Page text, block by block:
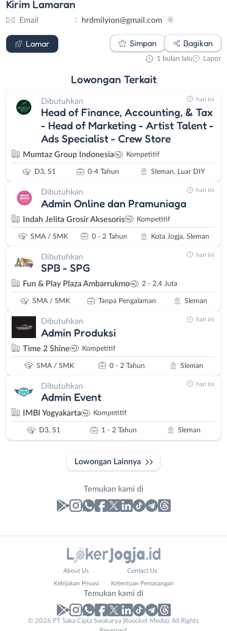
Kirim Lamaran
Email : hrdmilyion@gmail.com
Lamar
Email
Simpan Bagikan
1 bulan lalu Lapor
Lowongan Terkait
Dibutuhkan
Head of Finance, Accounting, & Tax
- Head of Marketing - Artist Talent -
Ads Specialist - Crew Store
Mumtaz Group Indonesia Kompetitif
D3, S1 0-4 Tahun Sleman, Luar DIY
hari ini
Dibutuhkan
Admin Online dan Pramuniaga
Indah Jelita Grosir Aksesoris Kompetitif
SMA / SMK 0 - 2 Tahun Kota Jogja, Sleman
hari ini
Dibutuhkan
SPB - SPG
Fun & Play Plaza Ambarrukmo 2 - 2,4 Juta
SMA / SMK Tanpa Pengalaman Sleman
hari ini
Dibutuhkan
Admin Produksi
Time 2 Shine Kompetitif
SMA / SMK 0 - 2 Tahun Sleman
hari ini
Dibutuhkan
Admin Event
IMBI Yogyakarta Kompetitif
D3, S1 1 - 2 Tahun Sleman
hari ini
Lowongan Lainnya
Temukan kami di
No. Telp /
About Us Contact Us
Kebijakan Privasi Ketentuan Pemasangan
Temukan kami di
© 2026 PT Saka Cipta Swakarya (Roocket Media). All Rights